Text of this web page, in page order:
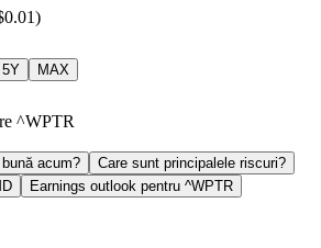
5Y MAX
^WPTR
acum?
Care sunt principalele riscuri?
Earnings outlook pentru ^WPTR